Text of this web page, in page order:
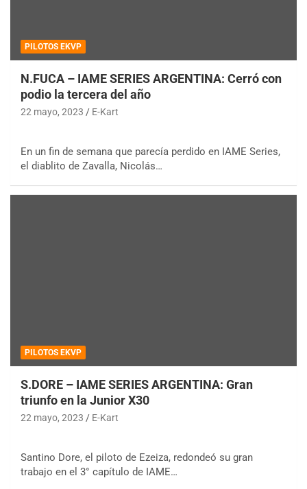
PILOTOS EKVP
N.FUCA – IAME SERIES ARGENTINA: Cerró con
podio la tercera del año
22 mayo, 2023 E-Kart
En un fin de semana que parecía perdido en IAME Series,
el diablito de Zavalla, Nicolás…
PILOTOS EKVP
S.DORE – IAME SERIES ARGENTINA: Gran
triunfo en la Junior X30
22 mayo, 2023 E-Kart
Santino Dore, el piloto de Ezeiza, redondeó su gran
trabajo en el 3° capítulo de IAME…